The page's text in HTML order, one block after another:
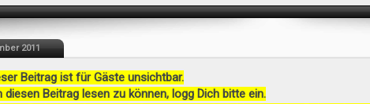
2011
Beitrag ist für Gäste unsichtbar.
diesen Beitrag lesen zu können, logg Dich bitte ein.